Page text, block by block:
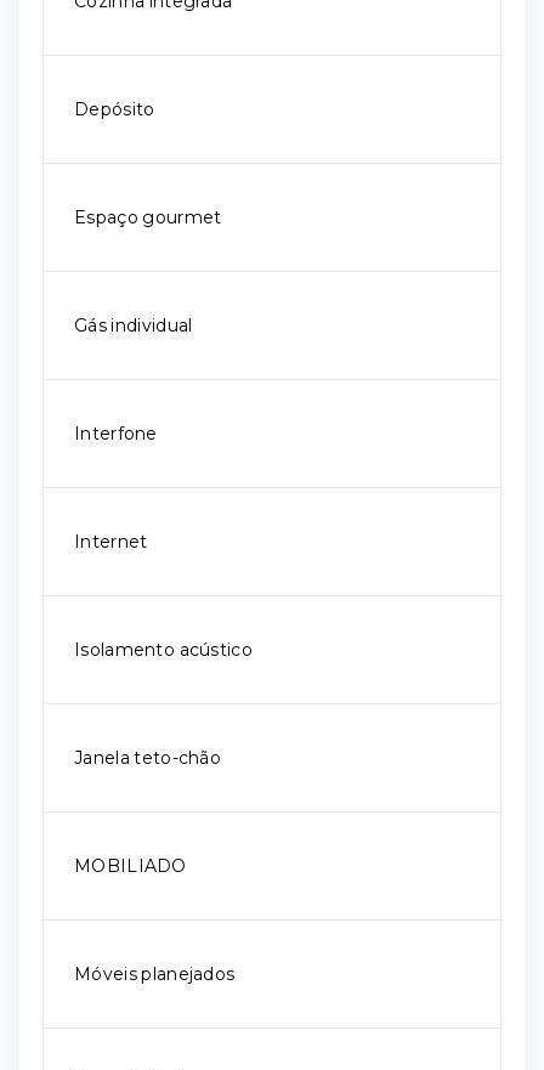
Depósito
Espaço gourmet
Gás individual
Interfone
Internet
Isolamento acústico
Janela teto-chão
MOBILIADO
Móveis planejados